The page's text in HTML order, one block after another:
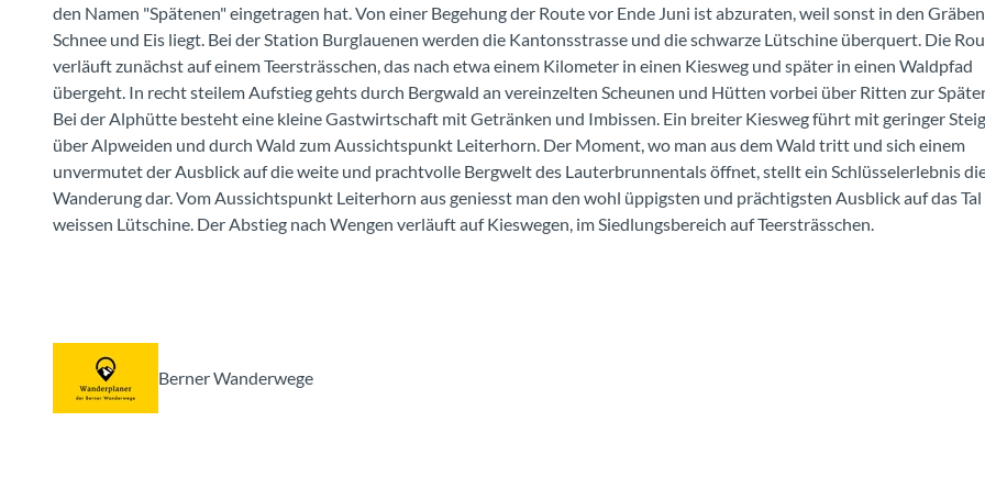
den Namen "Spätenen" eingetragen hat. Von einer Begehung der Route vor Ende Juni ist abzuraten, weil sonst in den
Schnee und Eis liegt. Bei der Station Burglauenen werden die Kantonsstrasse und die schwarze Lütschine überquert. Die
verläuft zunächst auf einem Teersträsschen, das nach etwa einem Kilometer in einen Kiesweg und später in einen Waldpfad
übergeht. In recht steilem Aufstieg gehts durch Bergwald an vereinzelten Scheunen und Hütten vorbei über Ritten zur
Bei der Alphütte besteht eine kleine Gastwirtschaft mit Getränken und Imbissen. Ein breiter Kiesweg führt mit geringer
über Alpweiden und durch Wald zum Aussichtspunkt Leiterhorn. Der Moment, wo man aus dem Wald tritt und sich einem
unvermutet der Ausblick auf die weite und prachtvolle Bergwelt des Lauterbrunnentals öffnet, stellt ein Schlüsselerlebnis
Wanderung dar. Vom Aussichtspunkt Leiterhorn aus geniesst man den wohl üppigsten und prächtigsten Ausblick auf das
weissen Lütschine. Der Abstieg nach Wengen verläuft auf Kieswegen, im Siedlungsbereich auf Teersträsschen.
Berner Wanderwege